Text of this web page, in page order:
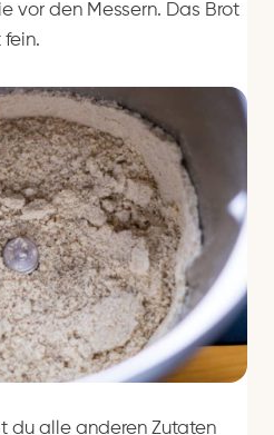
vor den Messern. Das Brot
du alle anderen Zutaten